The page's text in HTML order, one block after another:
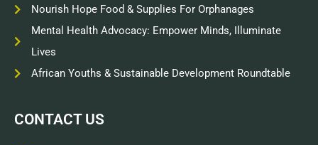
Nourish Hope Food & Supplies For Orphanages
Mental Health Advocacy: Empower Minds, Illuminate
Lives
African Youths & Sustainable Development Roundtable
CONTACT US